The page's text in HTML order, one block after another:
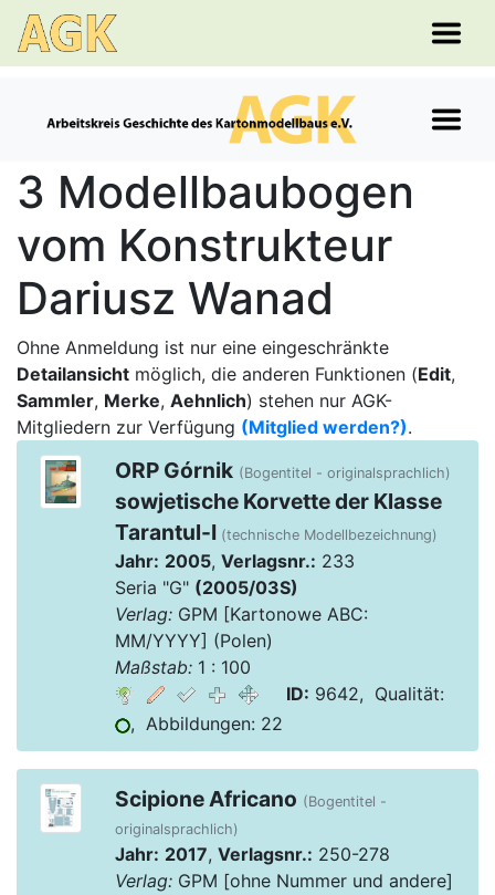
3 Modellbaubogen
vom Konstrukteur
Dariusz Wanad
Ohne Anmeldung ist nur eine eingeschränkte
Detailansicht möglich, die anderen Funktionen (Edit,
Sammler, Merke, Aehnlich) stehen nur AGK-
Mitgliedern zur Verfügung (Mitglied werden?).
ORP Górnik (Bogentitel - originalsprachlich)
sowjetische Korvette der Klasse
Tarantul-I (technische Modellbezeichnung)
Jahr: 2005, Verlagsnr.: 233
Seria "G" (2005/03S)
Verlag:GPM [Kartonowe ABC:
MM/YYYY] (Polen)
Maßstab:1 : 100
ID: 9642, Qualität:
, Abbildungen: 22
Scipione Africano (Bogentitel -
originalsprachlich)
Jahr: 2017, Verlagsnr.: 250-278
Verlag:GPM [ohne Nummer und andere]